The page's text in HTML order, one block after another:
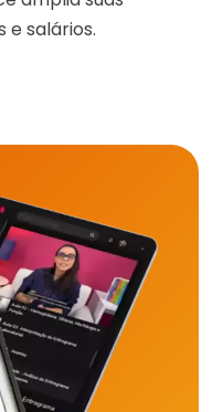
e salários.